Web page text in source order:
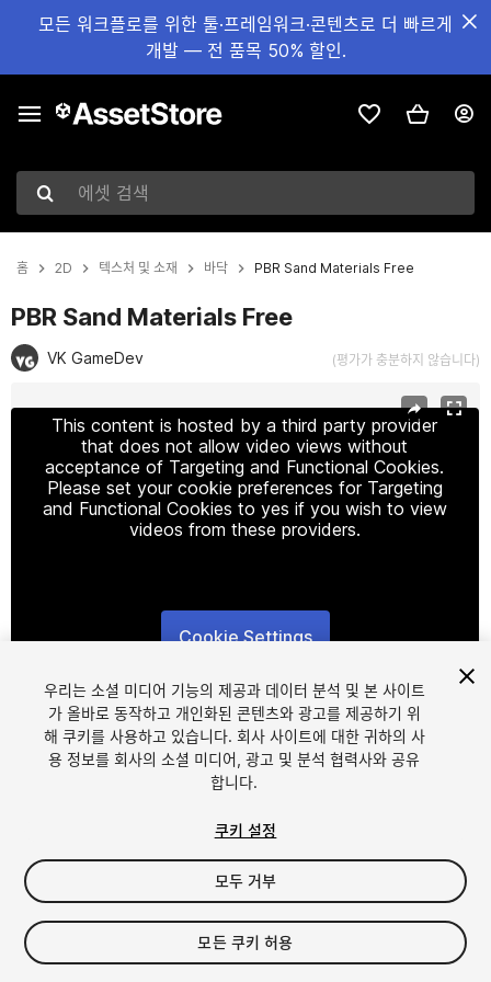
모든 워크플로를 위한 툴·프레임워크·콘텐츠로 더 빠르게
개발 — 전 품목 50% 할인.
에셋 검색
홈 2D 텍스처 및 소재 바닥 PBR Sand Materials Free
PBR Sand Materials Free
VK GameDev (평가가 충분하지 않습니다)
This content is hosted by a third party provider
that does not allow video views without
acceptance of Targeting and Functional Cookies.
Please set your cookie preferences for Targeting
and Functional Cookies to yes if you wish to view
videos from these providers.
Cookie Settings
FREE
29viewsin the past week
우리는 소셜 미디어 기능의 제공과 데이터 분석 및 본 사이트
가 올바로 동작하고 개인화된 콘텐츠와 광고를 제공하기 위
해 쿠키를 사용하고 있습니다. 회사 사이트에 대한 귀하의 사
용 정보를 회사의 소셜 미디어, 광고 및 분석 협력사와 공유
합니다.
쿠키 설정
모두 거부
모든 쿠키 허용